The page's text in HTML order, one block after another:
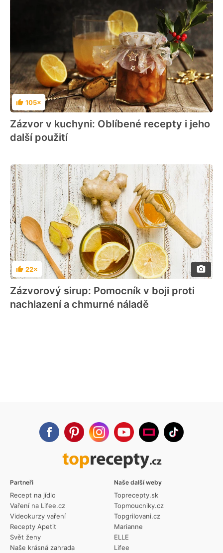
Hodnocení
105×
Zázvor v kuchyni: Oblíbené recepty i jeho
další použití
Hodnocení
22×
Zázvorový sirup: Pomocník v boji proti
nachlazení a chmurné náladě
Partneři
Recept na jídlo
Vaření na Lifee.cz
Videokurzy vaření
Recepty Apetit
Svět ženy
Naše krásná zahrada
Naše další weby
Toprecepty.sk
Topmoucniky.cz
Topgrilovani.cz
Marianne
ELLE
Lifee